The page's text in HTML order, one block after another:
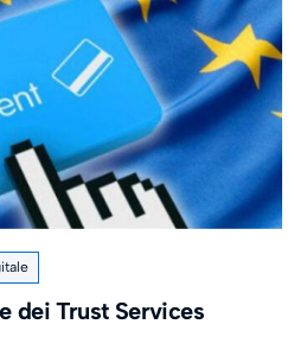
dei Trust Services